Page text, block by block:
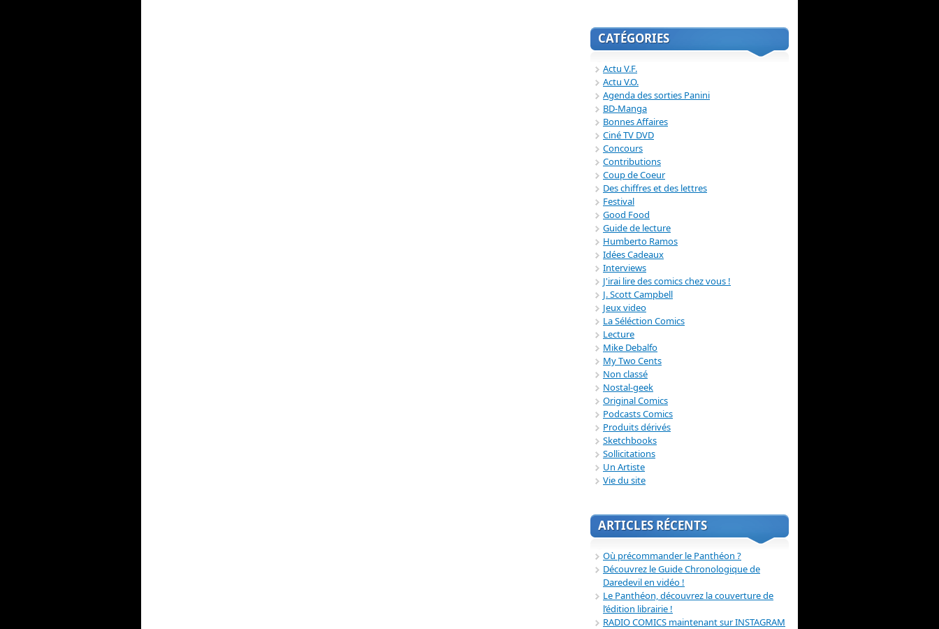
CATÉGORIES
Actu V.F.
Actu V.O.
Agenda des sorties Panini
BD-Manga
Bonnes Affaires
Ciné TV DVD
Concours
Contributions
Coup de Coeur
Des chiffres et des lettres
Festival
Good Food
Guide de lecture
Humberto Ramos
Idées Cadeaux
Interviews
J'irai lire des comics chez vous !
J. Scott Campbell
Jeux video
La Séléction Comics
Lecture
Mike Debalfo
My Two Cents
Non classé
Nostal-geek
Original Comics
Podcasts Comics
Produits dérivés
Sketchbooks
Sollicitations
Un Artiste
Vie du site
ARTICLES RÉCENTS
Où précommander le Panthéon ?
Découvrez le Guide Chronologique de
Daredevil en vidéo !
Le Panthéon, découvrez la couverture de
l’édition librairie !
RADIO COMICS maintenant sur INSTAGRAM